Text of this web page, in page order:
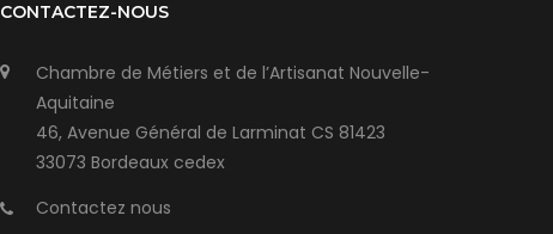
CONTACTEZ-NOUS
Chambre de Métiers et de l’Artisanat Nouvelle-
Aquitaine
46, Avenue Général de Larminat CS 81423
33073 Bordeaux cedex
Contactez nous